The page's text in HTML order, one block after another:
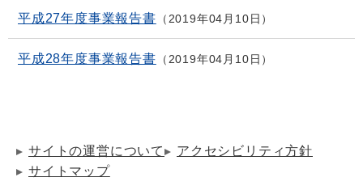
平成27年度事業報告書 2019年04月10日
平成28年度事業報告書 2019年04月10日
サイトの運営について
アクセシビリティ方針
サイトマップ